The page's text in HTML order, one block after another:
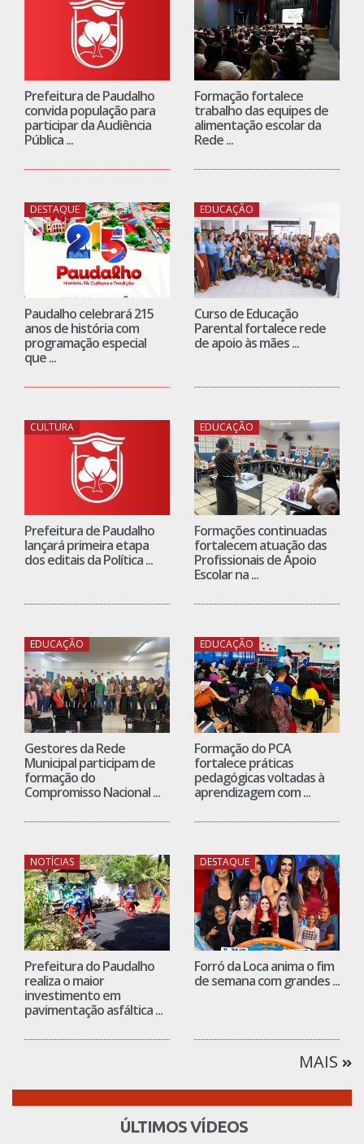
Prefeitura de Paudalho
convida população para
participar da Audiência
Pública ...
Formação fortalece
trabalho das equipes de
alimentação escolar da
Rede ...
DESTAQUE
Paudalho celebrará 215
anos de história com
programação especial
que ...
EDUCAÇÃO
Curso de Educação
Parental fortalece rede
de apoio às mães ...
CULTURA
Prefeitura de Paudalho
lançará primeira etapa
dos editais da Política ...
EDUCAÇÃO
Formações continuadas
fortalecem atuação das
Profissionais de Apoio
Escolar na ...
EDUCAÇÃO
Gestores da Rede
Municipal participam de
formação do
Compromisso Nacional ...
EDUCAÇÃO
Formação do PCA
fortalece práticas
pedagógicas voltadas à
aprendizagem com ...
NOTÍCIAS
Prefeitura do Paudalho
realiza o maior
investimento em
pavimentação asfáltica ...
DESTAQUE
Forró da Loca anima o fim
de semana com grandes ...
MAIS
ÚLTIMOS VÍDEOS